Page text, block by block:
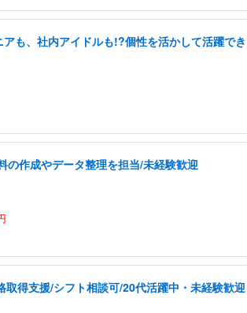
も、社内アイドルも!?個性を活かして活躍で
の作成やデータ整理を担当/未経験歓迎
取得支援/シフト相談可/20代活躍中・未経験歓